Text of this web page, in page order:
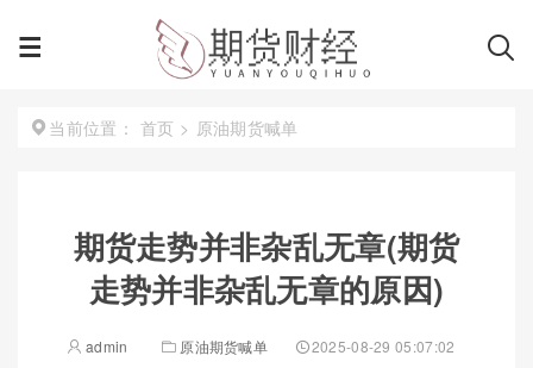
当前位置： 首页 > 原油期货喊单
期货走势并非杂乱无章(期货
走势并非杂乱无章的原因)
admin 原油期货喊单 2025-08-29 05:07:02